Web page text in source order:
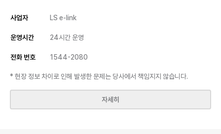
사업자 LS e-link
운영시간 24시간 운영
전화 번호 1544-2080
* 현장 정보 차이로 인해 발생한 문제는 당사에서 책임지지 않습니다.
자세히